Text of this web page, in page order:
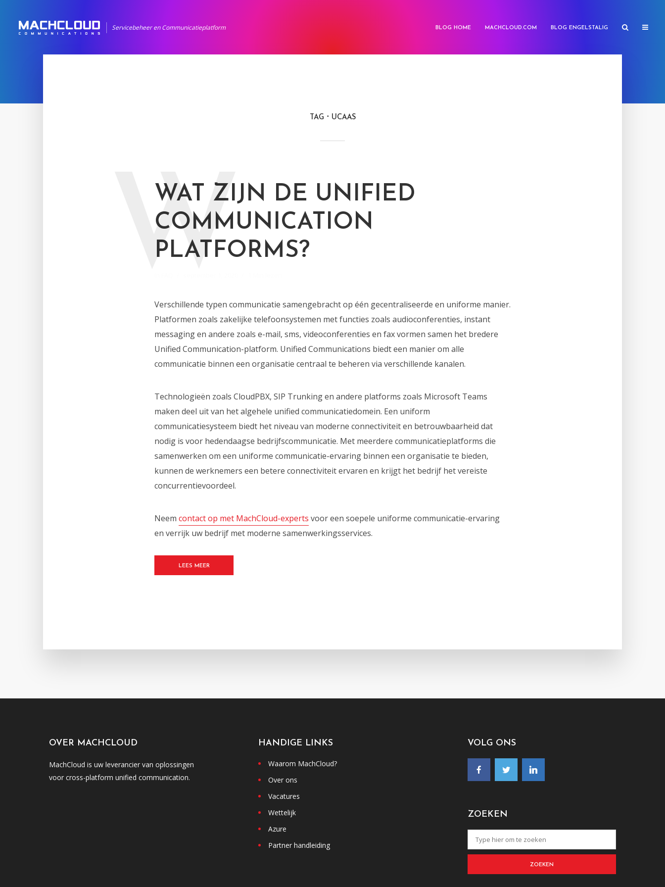
Servicebeheer en Communicatieplatform BLOG HOME MACHCLOUD.COM BLOG ENGELSTALIG
TAG UCAAS
WAT ZIJN DE UNIFIED
COMMUNICATION
PLATFORMS?
W
Verschillende typen communicatie samengebracht op één gecentraliseerde en uniforme manier.
Platformen zoals zakelijke telefoonsystemen met functies zoals audioconferenties, instant
messaging en andere zoals e-mail, sms, videoconferenties en fax vormen samen het bredere
Unified Communication-platform. Unified Communications biedt een manier om alle
communicatie binnen een organisatie centraal te beheren via verschillende kanalen.
Technologieën zoals CloudPBX, SIP Trunking en andere platforms zoals Microsoft Teams
maken deel uit van het algehele unified communicatiedomein. Een uniform
communicatiesysteem biedt het niveau van moderne connectiviteit en betrouwbaarheid dat
nodig is voor hedendaagse bedrijfscommunicatie. Met meerdere communicatieplatforms die
samenwerken om een ​​uniforme communicatie-ervaring binnen een organisatie te bieden,
kunnen de werknemers een betere connectiviteit ervaren en krijgt het bedrijf het vereiste
concurrentievoordeel.
Neem contact op met MachCloud-experts voor een soepele uniforme communicatie-ervaring
en verrijk uw bedrijf met moderne samenwerkingsservices.
LEES MEER
OVER MACHCLOUD
MachCloud is uw leverancier van oplossingen
voor cross-platform unified communication.
HANDIGE LINKS
Waarom MachCloud?
Over ons
Vacatures
Wettelijk
Azure
Partner handleiding
VOLG ONS
ZOEKEN
ZOEKEN